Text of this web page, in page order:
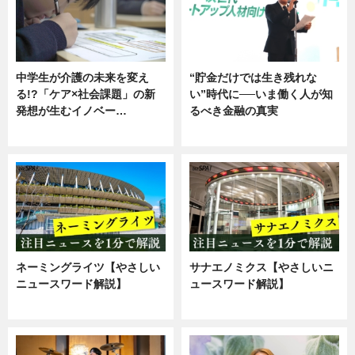
中学生が介護の未来を変え
る!?「ケア×社会課題」の新
発想が生むイノベー…
“貯金だけでは生き残れな
い”時代に──いま働く人が知
るべき金融の真実
ネーミングライツ【やさしい
ニュースワード解説】
サナエノミクス【やさしいニ
ュースワード解説】